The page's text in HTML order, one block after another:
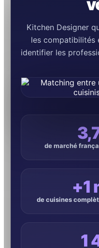
Kitchen Designer
les compatibilités
identifier les
de marché
+1
de cuisines
1